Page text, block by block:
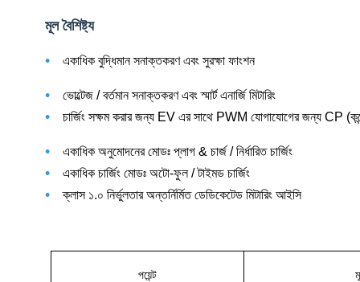
মূল বৈশিষ্ট্য
• একাধিক বুদ্ধিমান সনাক্তকরণ এবং সুরক্ষা ফাংশন
• ভোল্টেজ / বর্তমান সনাক্তকরণ এবং স্মার্ট এনার্জি মিটারিং
• চার্জিং সক্ষম করার জন্য EV এর সাথে PWM যোগাযোগের জন্য CP
• একাধিক অনুমোদনের মোডঃ প্লাগ & চার্জ / নির্ধারিত চার্জিং
• একাধিক চার্জিং মোডঃ অটো-ফুল / টাইমড চার্জিং
• ক্লাস ১.০ নির্ভুলতার অন্তর্নির্মিত ডেডিকেটেড মিটারিং আইসি
পয়েন্ট